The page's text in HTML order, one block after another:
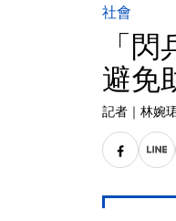
社會
「
避免
記者 ｜ 林婉